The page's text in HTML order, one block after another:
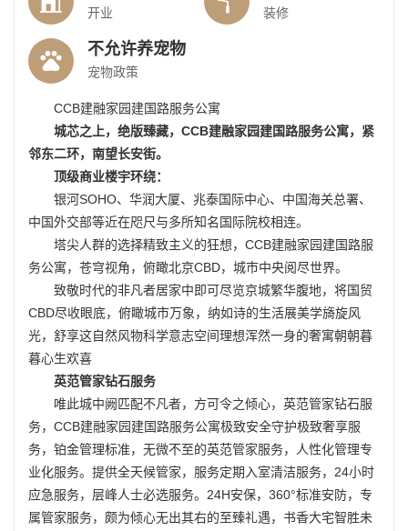
开业 装修
不允许养宠物
宠物政策
CCB建融家园建国路服务公寓
城芯之上，绝版臻藏，CCB建融家园建国路服务公寓，紧
邻东二环，南望长安街。
顶级商业楼宇环绕：
银河SOHO、华润大厦、兆泰国际中心、中国海关总署、
中国外交部等近在咫尺与多所知名国际院校相连。
塔尖人群的选择精致主义的狂想，CCB建融家园建国路服
务公寓，苍穹视角，俯瞰北京CBD，城市中央阅尽世界。
致敬时代的非凡者居家中即可尽览京城繁华腹地，将国贸
CBD尽收眼底，俯瞰城市万象，纳如诗的生活展美学旖旋风
光，舒享这自然风物科学意志空间理想浑然一身的奢寓朝朝暮
暮心生欢喜
英范管家钻石服务
唯此城中阙匹配不凡者，方可令之倾心，英范管家钻石服
务，CCB建融家园建国路服务公寓极致安全守护极致奢享服
务，铂金管理标准，无微不至的英范管家服务，人性化管理专
业化服务。 提供全天候管家，服务定期入室清洁服务，24小时
应急服务，层峰人士必选服务。 24H安保，360°标准安防，专
属管家服务，颇为倾心无出其右的至臻礼遇，书香大宅智胜未